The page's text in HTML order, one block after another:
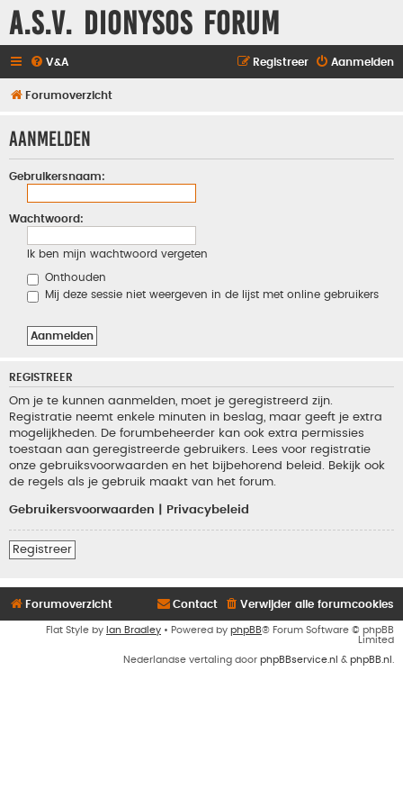
A.S.V. Dionysos Forum
V&A Aanmelden
Registreer
Forumoverzicht
Aanmelden
Gebruikersnaam:
Wachtwoord:
Ik ben mijn wachtwoord vergeten
Onthouden
Mij deze sessie niet weergeven in de lijst met online gebruikers
REGISTREER
Om je te kunnen aanmelden, moet je geregistreerd zijn.
Registratie neemt enkele minuten in beslag, maar geeft je extra
mogelijkheden. De forumbeheerder kan ook extra permissies
toestaan aan geregistreerde gebruikers. Lees voor registratie
onze gebruiksvoorwaarden en het bijbehorend beleid. Bekijk ook
de regels als je gebruik maakt van het forum.
Gebruikersvoorwaarden Privacybeleid
Registreer
Forumoverzicht Verwijder alle forumcookies
Contact
Flat Style by Ian Bradley • Powered by phpBB® Forum Software © phpBB
Limited
Nederlandse vertaling door phpBBservice.nl & phpBB.nl .